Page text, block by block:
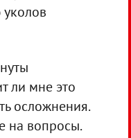
ли мне это
осложнения.
на вопросы.